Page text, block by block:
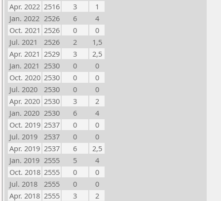
Apr. 2022 2516 3
1
Jan. 2022 2526 6
4
Oct. 2021 2526 0
0
Jul. 2021
2526 2
1,5
Apr. 2021 2529 3
2,5
Jan. 2021 2530 0
0
Oct. 2020 2530 0
0
Jul. 2020
2530 0
0
Apr. 2020 2530 3
2
Jan. 2020 2530 6
4
Oct. 2019 2537 0
0
Jul. 2019
2537 0
0
Apr. 2019 2537 6
2,5
Jan. 2019 2555 5
4
Oct. 2018 2555 0
0
Jul. 2018
2555 0
0
Apr. 2018 2555 3
2